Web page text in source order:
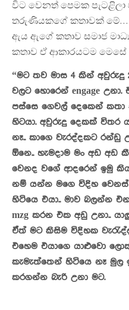
විට වෙනත් පෙමක
තරුණියකගේ කතාවක් මේ…
ඇය ඇගේ කතාව සමාජ
කතාව ඒ ආකාරයටම
“මට තව මාස 4 කින් අවුරුදු
වලට හොරෙන් engage
පස්සෙ ගෙවල් දෙකෙන්
හිටයා. අවුරුදු දෙකක් විතර
නෑ.. කාගෙ වැරද්දකට
ඕනෙ.. හැමදාම මං අඩ අඩ
වෙනද වගේ ආදරෙන් ඉමු
නම් යන්න මගෙ විදිහ
හිටියෙ එයා.. මාව බලන්න
mzg කරන එක අඩු උනා..
ඒත් මට කිසිම විදිහක
එහෙම එයාගෙ යාළුවො
කැමැත්තෙන් හිටියෙ නෑ මුල
කරගන්න බැරි උනා මට.